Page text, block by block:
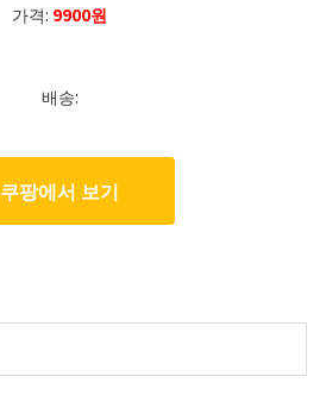
가격: 9900원
배송:
쿠팡에서 보기